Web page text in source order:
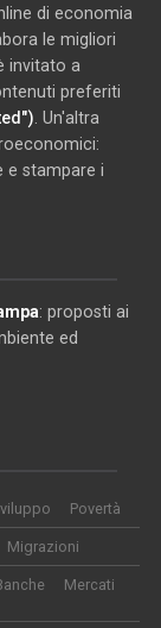
di economia
le migliori
invitato a
preferiti
. Un'altra
e stampare i
: proposti ai
ed
Povertà
Migrazioni
Mercati